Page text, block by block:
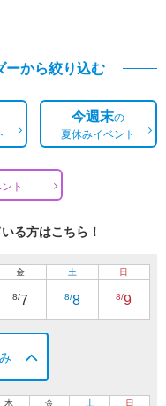
ーから絞り込む
今週末の
夏休みイベント
ト
る方はこちら！
金
8/7
土
8/8
日
8/9
木 金 土 日